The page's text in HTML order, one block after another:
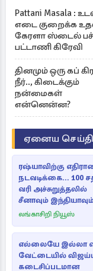
Pattani Masala :
எடை குறைக்க
கேரளா ஸ்டைல்
பட்டாணி கிரேவி
தினமும் ஒரு கப்
நீர்.., கிடைக்கும்
நன்மைகள்
என்னென்ன?
ஏனைய
ரஷ்யாவிற்கு
நடவடிக்கை... 100
வரி அச்சுறுத்தலில்
சீனாவும்
லங்காசிறி நியூஸ்
எல்லையே இல்லா
வேட்டையில்
கடைசிப்படமான